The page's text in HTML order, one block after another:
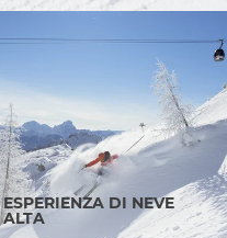
ESPERIENZA DI NEVE
ALTA